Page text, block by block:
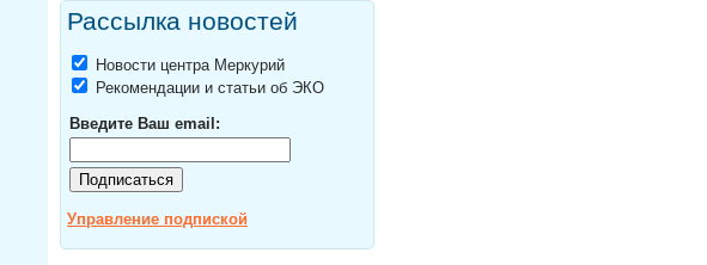
Рассылка новостей
Новости центра Меркурий
Рекомендации и статьи об ЭКО
Введите Ваш email:
Управление подпиской